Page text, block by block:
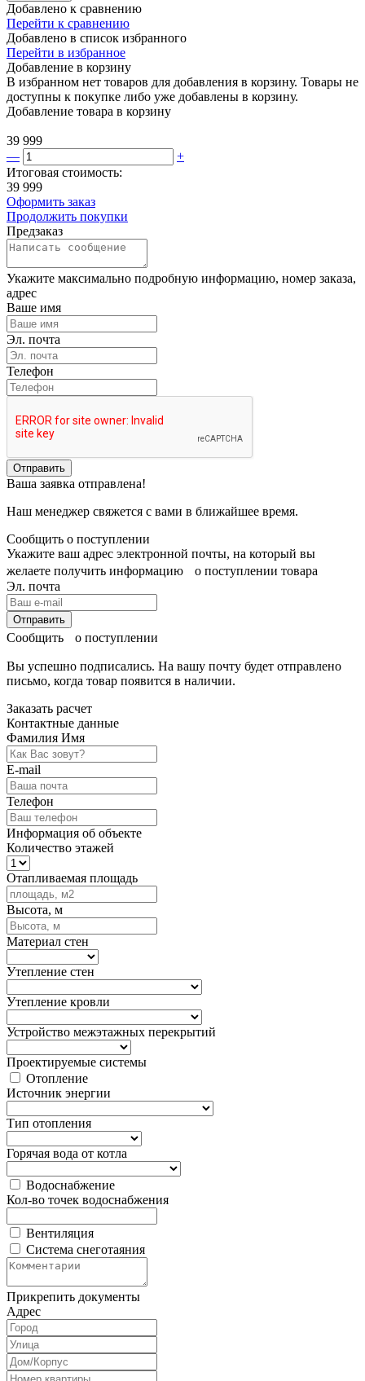
Добавлено к сравнению
Перейти к сравнению
Добавлено в список избранного
Перейти в избранное
Добавление в корзину
В избранном нет товаров для добавления в корзину. Товары не
доступны к покупке либо уже добавлены в корзину.
Добавление товара в корзину
39 999
—
+
Итоговая стоимость:
39 999
Оформить заказ
Продолжить покупки
Предзаказ
Укажите максимально подробную информацию, номер заказа,
адрес
Ваше имя
Эл. почта
Телефон
Отправить
Ваша заявка отправлена!
Наш менеджер свяжется с вами в ближайшее время.
Сообщить о поступлении
Укажите ваш адрес электронной почты, на который вы
желаете получить информацию о поступлении товара
Эл. почта
Отправить
Сообщить о поступлении
Вы успешно подписались. На вашу почту будет отправлено
письмо, когда товар появится в наличии.
Заказать расчет
Контактные данные
Фамилия Имя
E-mail
Телефон
Информация об объекте
Количество этажей
Отапливаемая площадь
Высота, м
Материал стен
Утепление стен
Утепление кровли
Устройство межэтажных перекрытий
Проектируемые системы
Отопление
Источник энергии
Тип отопления
Горячая вода от котла
Водоснабжение
Кол-во точек водоснабжения
Вентиляция
Система снеготаяния
Прикрепить документы
Адрес